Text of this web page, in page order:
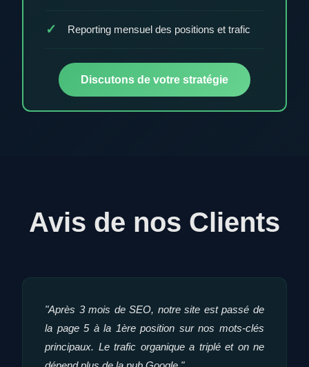
Reporting mensuel des positions et trafic
Discutons de votre stratégie
Avis de nos Clients
"Après 3 mois de SEO, notre site est passé de
la page 5 à la 1ère position sur nos mots-clés
principaux. Le trafic organique a triplé et on ne